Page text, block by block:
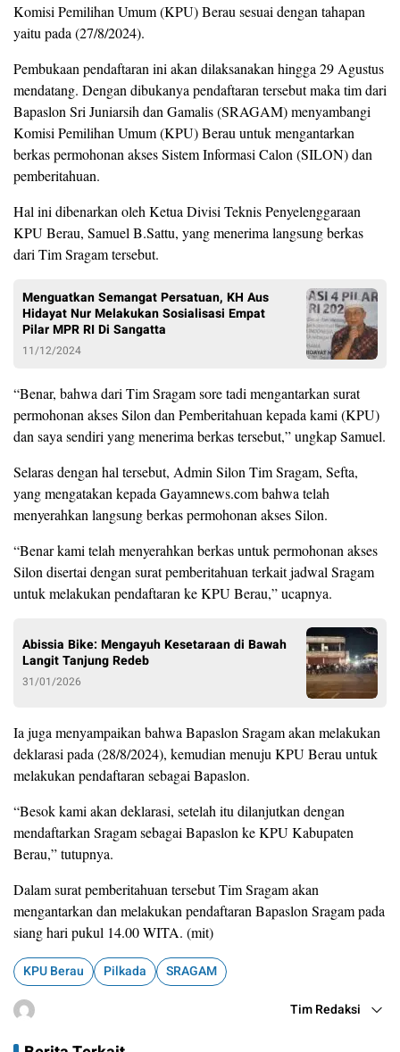
Komisi Pemilihan Umum (KPU) Berau sesuai dengan tahapan
yaitu pada (27/8/2024).
Pembukaan pendaftaran ini akan dilaksanakan hingga 29 Agustus
mendatang. Dengan dibukanya pendaftaran tersebut maka tim dari
Bapaslon Sri Juniarsih dan Gamalis (SRAGAM) menyambangi
Komisi Pemilihan Umum (KPU) Berau untuk mengantarkan
berkas permohonan akses Sistem Informasi Calon (SILON) dan
pemberitahuan.
Hal ini dibenarkan oleh Ketua Divisi Teknis Penyelenggaraan
KPU Berau, Samuel B.Sattu, yang menerima langsung berkas
dari Tim Sragam tersebut.
Menguatkan Semangat Persatuan, KH Aus
Hidayat Nur Melakukan Sosialisasi Empat
Pilar MPR RI Di Sangatta
11/12/2024
“Benar, bahwa dari Tim Sragam sore tadi mengantarkan surat
permohonan akses Silon dan Pemberitahuan kepada kami (KPU)
dan saya sendiri yang menerima berkas tersebut,” ungkap Samuel.
Selaras dengan hal tersebut, Admin Silon Tim Sragam, Sefta,
yang mengatakan kepada Gayamnews.com bahwa telah
menyerahkan langsung berkas permohonan akses Silon.
“Benar kami telah menyerahkan berkas untuk permohonan akses
Silon disertai dengan surat pemberitahuan terkait jadwal Sragam
untuk melakukan pendaftaran ke KPU Berau,” ucapnya.
Abissia Bike: Mengayuh Kesetaraan di Bawah
Langit Tanjung Redeb
31/01/2026
Ia juga menyampaikan bahwa Bapaslon Sragam akan melakukan
deklarasi pada (28/8/2024), kemudian menuju KPU Berau untuk
melakukan pendaftaran sebagai Bapaslon.
“Besok kami akan deklarasi, setelah itu dilanjutkan dengan
mendaftarkan Sragam sebagai Bapaslon ke KPU Kabupaten
Berau,” tutupnya.
Dalam surat pemberitahuan tersebut Tim Sragam akan
mengantarkan dan melakukan pendaftaran Bapaslon Sragam pada
siang hari pukul 14.00 WITA. (mit)
KPU Berau Pilkada SRAGAM
Tim Redaksi